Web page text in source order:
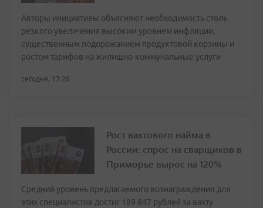
Авторы инициативы объясняют необходимость столь
резкого увеличения высоким уровнем инфляции,
существенным подорожанием продуктовой корзины и
ростом тарифов на жилищно-коммунальные услуги
сегодня, 13:26
Рост вахтового найма в
России: спрос на сварщиков в
Приморье вырос на 120%
Средний уровень предлагаемого вознаграждения для
этих специалистов достиг 189 847 рублей за вахту